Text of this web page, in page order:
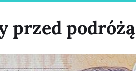
przed podróżą